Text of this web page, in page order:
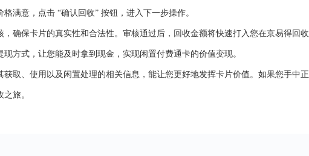
格满意，点击 “确认回收” 按钮，进入下一步操作。
确保卡片的真实性和合法性。审核通过后，回收金额将快速打入您在京易得回收
方式，让您能及时拿到现金，实现闲置付费通卡的价值变现。
取、使用以及闲置处理的相关信息，能让您更好地发挥卡片价值。如果您手中正
旅。